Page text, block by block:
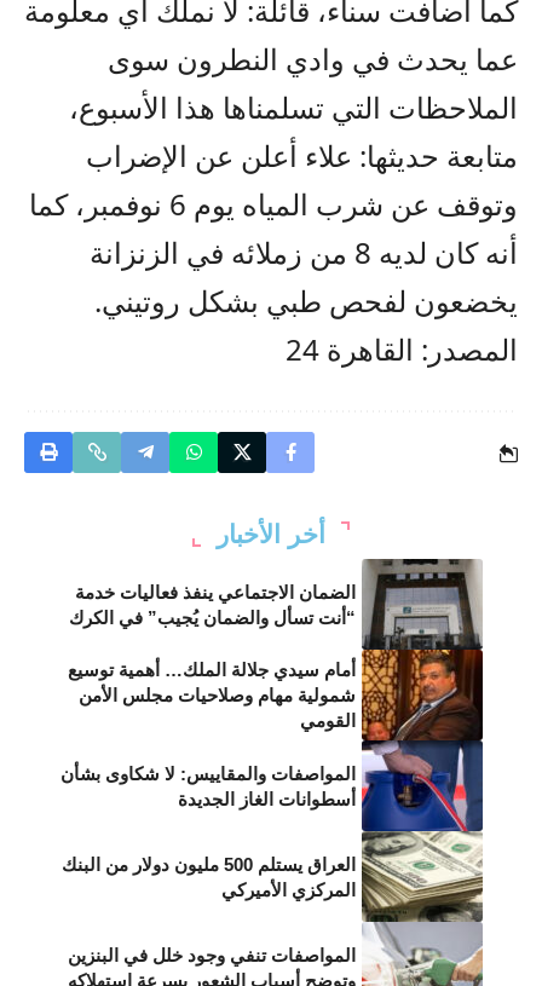
كما أضافت سناء، قائلة: لا نملك أي معلومة
عما يحدث في وادي النطرون سوى
الملاحظات التي تسلمناها هذا الأسبوع،
متابعة حديثها: علاء أعلن عن الإضراب
وتوقف عن شرب المياه يوم 6 نوفمبر، كما
أنه كان لديه 8 من زملائه في الزنزانة
يخضعون لفحص طبي بشكل روتيني.
المصدر: القاهرة 24
أخر الأخبار
الضمان الاجتماعي ينفذ فعاليات خدمة
“أنت تسأل والضمان يُجيب” في الكرك
أمام سيدي جلالة الملك… أهمية توسيع
شمولية مهام وصلاحيات مجلس الأمن
القومي
المواصفات والمقاييس: لا شكاوى بشأن
أسطوانات الغاز الجديدة
العراق يستلم 500 مليون دولار من البنك
المركزي الأميركي
المواصفات تنفي وجود خلل في البنزين
وتوضح أسباب الشعور بسرعة استهلاكه